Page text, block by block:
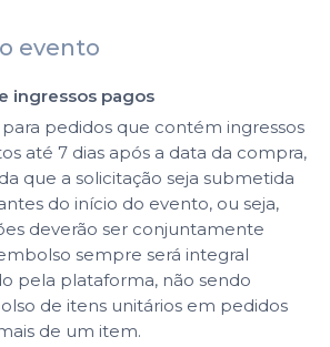
evento
ingressos pagos
pedidos que contém ingressos
até 7 dias após a data da compra,
que a solicitação seja submetida
do início do evento, ou seja,
deverão ser conjuntamente
sempre será integral
pela plataforma, não sendo
de itens unitários em pedidos
de um item.